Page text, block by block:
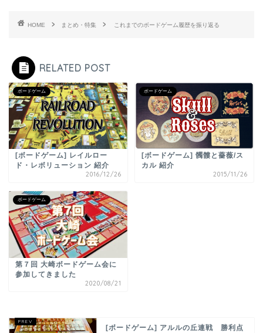
HOME まとめ・特集 これまでのボードゲーム履歴を振り返る
RELATED POST
ボードゲーム
[ボードゲーム] レイルロー
ド・レボリューション 紹介
2016/12/26
ボードゲーム
[ボードゲーム] 髑髏と薔薇/ス
カル 紹介
2015/11/26
ボードゲーム
第７回 大崎ボードゲーム会に
参加してきました
2020/08/21
[ボードゲーム] アルルの丘連戦 勝利点